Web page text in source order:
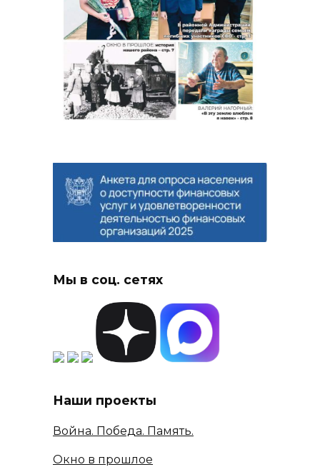
Мы в соц. сетях
Наши проекты
Война. Победа. Память.
Окно в прошлое